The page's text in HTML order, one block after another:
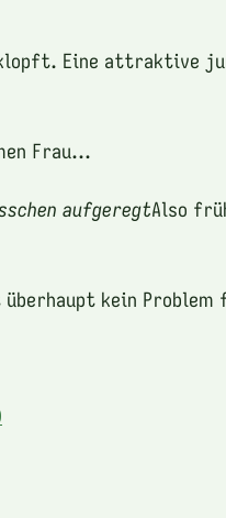
Eine attraktive
Frau...
aufgeregtAlso
kein Problem